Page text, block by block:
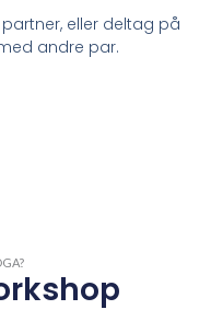
eller deltag på
andre par.